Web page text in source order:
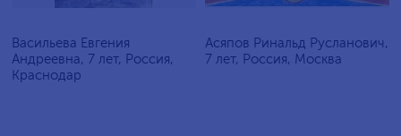
Васильева Евгения
Андреевна, 7 лет, Россия,
Краснодар
Асяпов Ринальд Русланович,
7 лет, Россия, Москва